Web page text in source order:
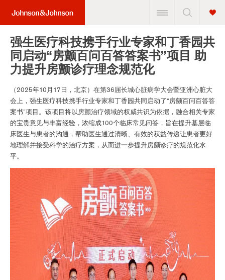
强生医疗科技携手行业专家和丁香园共
同启动“房颤百问百答答案书”项目 助
力提升房颤诊疗理念规范化
（2025年10月17日，北京）在第36届长城心脏病学大会暨亚洲心脏大
会上，强生医疗科技携手行业专家和丁香园共同启动了“房颤百问百答答
案书”项目。该项目将以房颤治疗领域的权威共识为依据，融合相关专家
的宝贵意见与丰富经验，浓缩成100个临床常见问答，旨在提升基层临
床医生与患者的沟通，帮助医生通过清晰、有效的获益传递让患者更好
地理解并接受科学的治疗方案，从而进一步提升房颤诊疗的规范化水
平。